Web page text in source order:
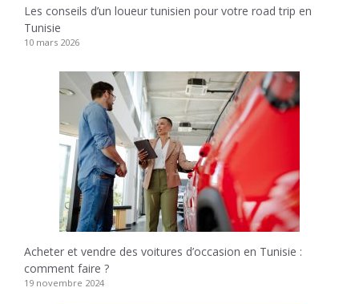
Les conseils d’un loueur tunisien pour votre road trip en
Tunisie
10 mars 2026
Acheter et vendre des voitures d’occasion en Tunisie :
comment faire ?
19 novembre 2024